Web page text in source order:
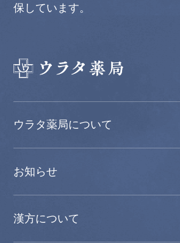
保しています。
ウラタ薬局について
お知らせ
漢方について